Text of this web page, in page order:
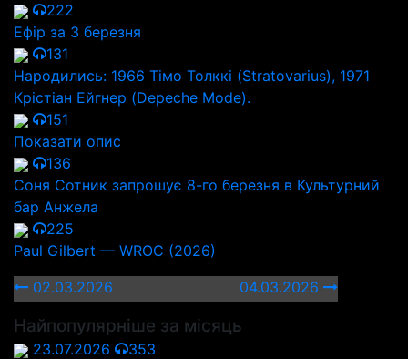
222
Ефір за 3 березня
131
Народились: 1966 Тімо Толккі (Stratovarius), 1971
Крістіан Ейгнер (Depeche Mode).
151
Показати опис
136
Соня Сотник запрошує 8-го березня в Культурний
бар Анжела
225
Paul Gilbert — WROC (2026)
02.03.2026
04.03.2026
Найпопулярніше за місяць
23.07.2026
353